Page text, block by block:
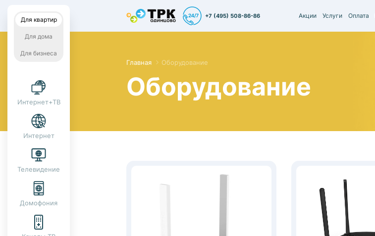
Для квартир
Для дома
Для бизнеса
Интернет+ТВ
Интернет
Телевидение
Домофония
+7 (495) 508-86-86 Акции Услуги Оплата
Главная Оборудование
Оборудование